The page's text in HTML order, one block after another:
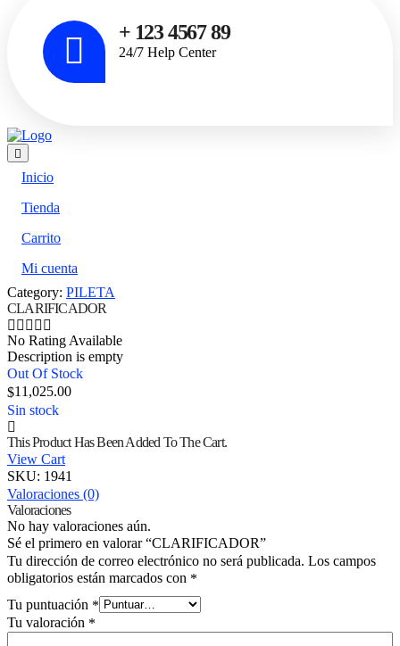
+ 123 4567 89
24/7 Help Center
Inicio
Tienda
Carrito
Mi cuenta
Category: PILETA
CLARIFICADOR
No Rating Available
Description is empty
Out Of Stock
$11,025.00
Sin stock
This Product Has Been Added To The Cart.
View Cart
SKU: 1941
Valoraciones (0)
Valoraciones
No hay valoraciones aún.
Sé el primero en valorar “CLARIFICADOR”
Tu dirección de correo electrónico no será publicada. Los campos
obligatorios están marcados con *
Tu puntuación *
Tu valoración *